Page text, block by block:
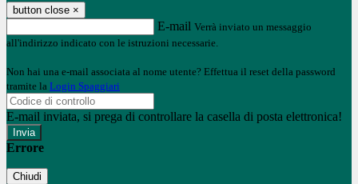
button close ×
E-mail Verrà inviato un messaggio
all'indirizzo indicato con le istruzioni necessarie.
Non hai una e-mail associata al nome utente? Effettua il reset della password
tramite la Login Spaggiari
E-mail inviata, si prega di controllare la casella di posta elettronica!
Errore
Chiudi